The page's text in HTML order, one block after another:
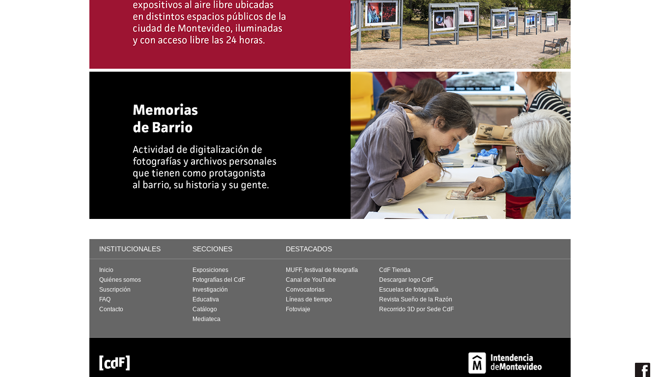
INSTITUCIONALES SECCIONES DESTACADOS
Inicio
Quiénes somos
Suscripción
FAQ
Contacto
Exposiciones
Fotografías del CdF
Investigación
Educativa
Catálogo
Mediateca
MUFF, festival de fotografía
Canal de YouTube
Convocatorias
Líneas de tiempo
Fotoviaje
CdF Tienda
Descargar logo CdF
Escuelas de fotografía
Revista Sueño de la Razón
Recorrido 3D por Sede CdF